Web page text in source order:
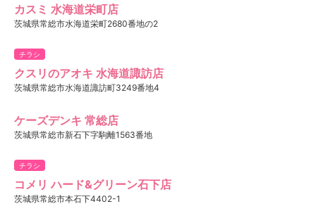
カスミ 水海道栄町店
茨城県常総市水海道栄町2680番地の2
チラシ
クスリのアオキ 水海道諏訪店
茨城県常総市水海道諏訪町3249番地4
ケーズデンキ 常総店
茨城県常総市新石下字駒離1563番地
チラシ
コメリ ハード&グリーン石下店
茨城県常総市本石下4402-1